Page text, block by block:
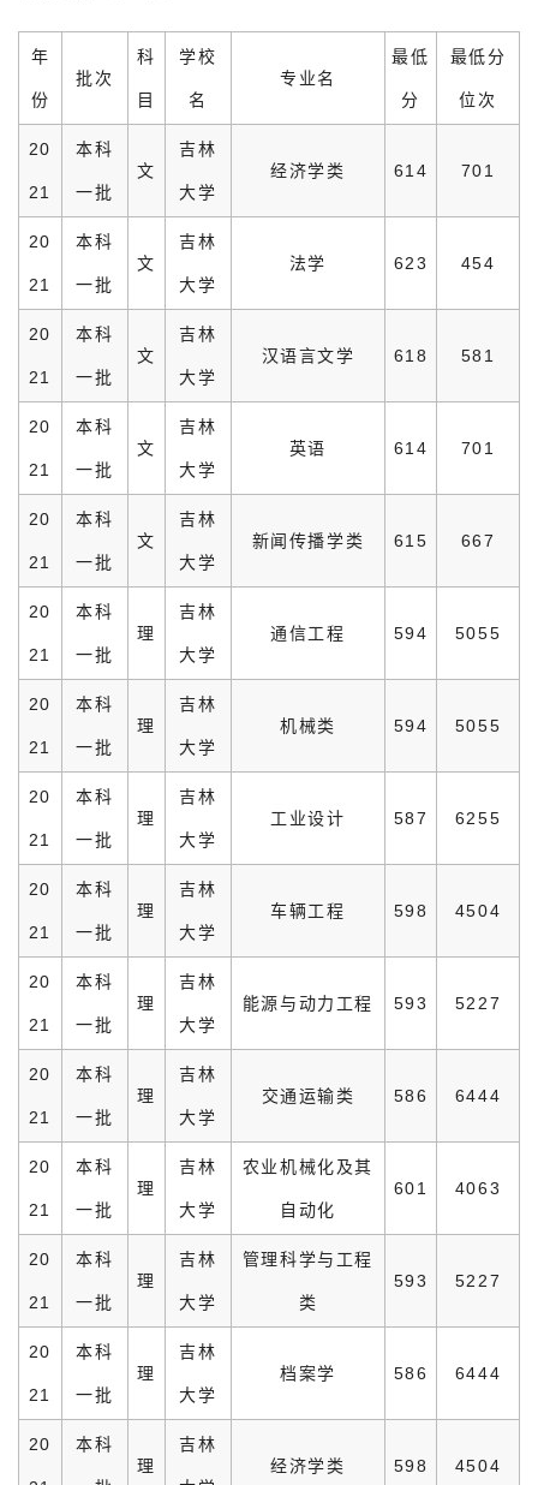
年
份
批次
科
目
学校
名
专业名
最低
分
最低分
位次
20
21
本科
一批
文
吉林
大学
经济学类 614 701
20
21
本科
一批
文
吉林
大学
法学 623 454
20
21
本科
一批
文
吉林
大学
汉语言文学 618 581
20
21
本科
一批
文
吉林
大学
英语 614 701
20
21
本科
一批
文
吉林
大学
新闻传播学类 615 667
20
21
本科
一批
理
吉林
大学
通信工程 594 5055
20
21
本科
一批
理
吉林
大学
机械类 594 5055
20
21
本科
一批
理
吉林
大学
工业设计 587 6255
20
21
本科
一批
理
吉林
大学
车辆工程 598 4504
20
21
本科
一批
理
吉林
大学
能源与动力工程 593 5227
20
21
本科
一批
理
吉林
大学
交通运输类 586 6444
20
21
本科
一批
理
吉林
大学
农业机械化及其
自动化
601 4063
20
21
本科
一批
理
吉林
大学
管理科学与工程
类
593 5227
20
21
本科
一批
理
吉林
大学
档案学 586 6444
20 本科
理
吉林
经济学类 598 4504